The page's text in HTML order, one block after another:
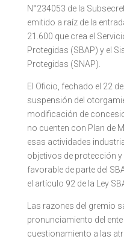
N°234053 de la
emitido a raíz de la
21.600 que crea el
Protegidas (SBAP) y el
Protegidas (SNAP).
El Oficio, fechado el 22
suspensión del
modificación de
no cuenten con Plan de
esas actividades
objetivos de protección
favorable de parte del
el artículo 92 de la Ley
Las razones del gremio
pronunciamiento del
cuestionamiento a las